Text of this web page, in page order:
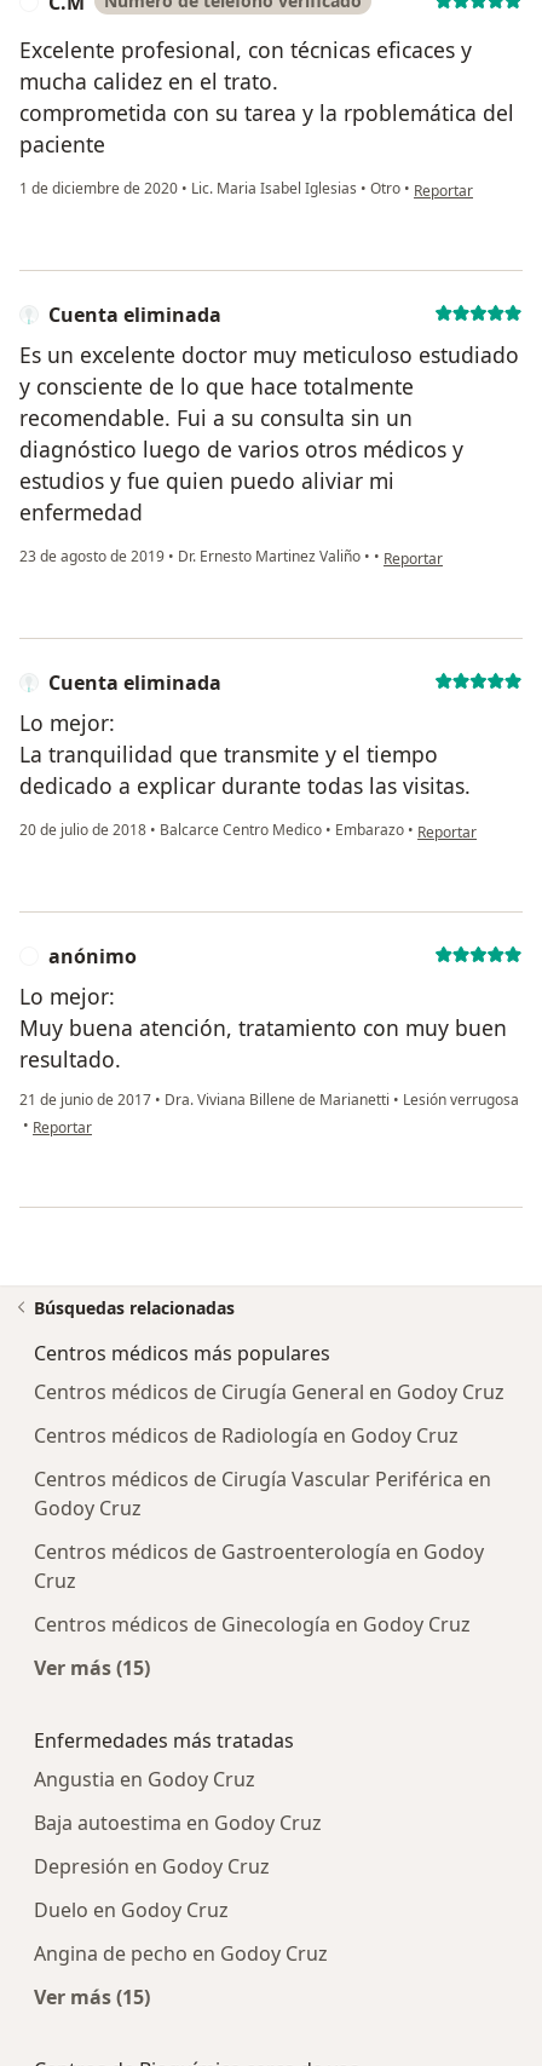
Excelente profesional, con técnicas eficaces y
mucha calidez en el trato.
comprometida con su tarea y la rpoblemática del
paciente
1 de diciembre de 2020 • Lic. Maria Isabel Iglesias • Otro • en opinión del
Reportar
Cuenta eliminada
Es un excelente doctor muy meticuloso estudiado
y consciente de lo que hace totalmente
recomendable. Fui a su consulta sin un
diagnóstico luego de varios otros médicos y
estudios y fue quien puedo aliviar mi
enfermedad
23 de agosto de 2019 • Dr. Ernesto Martinez Valiño • • en opinión del usuario
Reportar
Cuenta eliminada
Lo mejor:
La tranquilidad que transmite y el tiempo
dedicado a explicar durante todas las visitas.
20 de julio de 2018 • Balcarce Centro Medico • Embarazo • en opinión del
Reportar
anónimo
Lo mejor:
Muy buena atención, tratamiento con muy buen
resultado.
21 de junio de 2017 • Dra. Viviana Billene de Marianetti • Lesión verrugosa
• en opinión del usuario anónimo
Reportar
Búsquedas relacionadas
Centros médicos más populares
Centros médicos de Cirugía General en Godoy Cruz
Centros médicos de Radiología en Godoy Cruz
Centros médicos de Cirugía Vascular Periférica en
Godoy Cruz
Centros médicos de Gastroenterología en Godoy
Cruz
Centros médicos de Ginecología en Godoy Cruz
Ver más (15)
Enfermedades más tratadas
Angustia en Godoy Cruz
Baja autoestima en Godoy Cruz
Depresión en Godoy Cruz
Duelo en Godoy Cruz
Angina de pecho en Godoy Cruz
Ver más (15)